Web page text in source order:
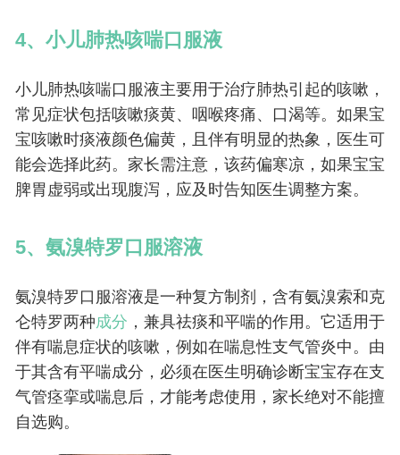
4、小儿肺热咳喘口服液
小儿肺热咳喘口服液主要用于治疗肺热引起的咳嗽，
常见症状包括咳嗽痰黄、咽喉疼痛、口渴等。如果宝
宝咳嗽时痰液颜色偏黄，且伴有明显的热象，医生可
能会选择此药。家长需注意，该药偏寒凉，如果宝宝
脾胃虚弱或出现腹泻，应及时告知医生调整方案。
5、氨溴特罗口服溶液
氨溴特罗口服溶液是一种复方制剂，含有氨溴索和克
仑特罗两种成分 ，兼具祛痰和平喘的作用。它适用于
伴有喘息症状的咳嗽，例如在喘息性支气管炎中。由
于其含有平喘成分，必须在医生明确诊断宝宝存在支
气管痉挛或喘息后，才能考虑使用，家长绝对不能擅
自选购。